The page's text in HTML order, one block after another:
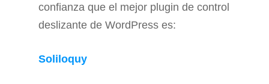
confianza que el mejor plugin de control
deslizante de WordPress es:
Soliloquy